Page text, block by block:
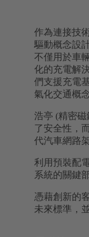
作為連接技
驅動概念設
不僅用於車
化的充電解
們支援充電
氣化交通概
浩亭 (精密
了安全性，
代汽車網路
利用預裝配
系統的關鍵
憑藉創新的
未來標準，